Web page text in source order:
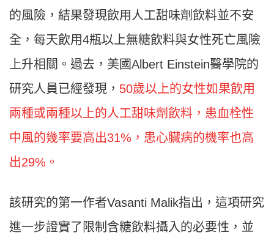
的風險，結果發現飲用人工甜味劑飲料並不安
全，每天飲用4瓶以上無糖飲料與女性死亡風險
上升相關。過去，美國Albert Einstein醫學院的
研究人員已經發現， 50歲以上的女性如果飲用
兩種或兩種以上的人工甜味劑飲料，患血栓性
中風的幾率要高出31%，患心臟病的機率也高
出29%。
該研究的第一作者Vasanti Malik指出，這項研究
進一步證實了限制含糖飲料攝入的必要性，並